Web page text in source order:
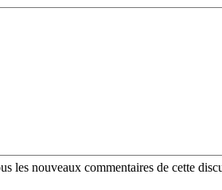
les nouveaux commentaires de cette